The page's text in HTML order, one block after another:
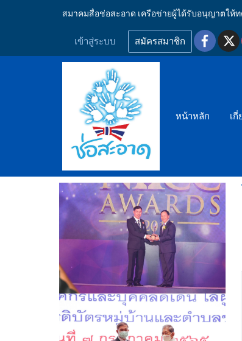
สมาคมสื่อช่อสะอาด เครือข่ายผู้ได้รับอนุญาตให้
เข้าสู่ระบบ สมัครสมาชิก
หน้าหลัก เกี่